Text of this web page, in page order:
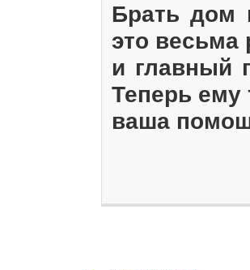
Брать дом
это весьма
и главный
Теперь ему
ваша